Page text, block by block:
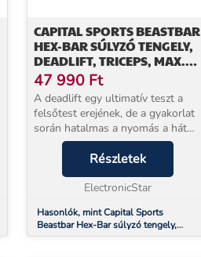
CAPITAL SPORTS BEASTBAR
HEX-BAR SÚLYZÓ TENGELY,
DEADLIFT, TRICEPS, MAX.
300 KG
47 990 Ft
A deadlift egy ultimatív teszt a
felsőtest erejének, de a gyakorlat
során hatalmas a nyomás a hát
alsó részén. Tökéletes alternatíva
a klasszikus kétkezes súlyzók
kiváltására a CAPITAL SPORTS
Részletek
ElectronicStar
Hasonlók, mint Capital Sports
Beastbar Hex-Bar súlyzó tengely,
deadlift, triceps, max. 300 kg